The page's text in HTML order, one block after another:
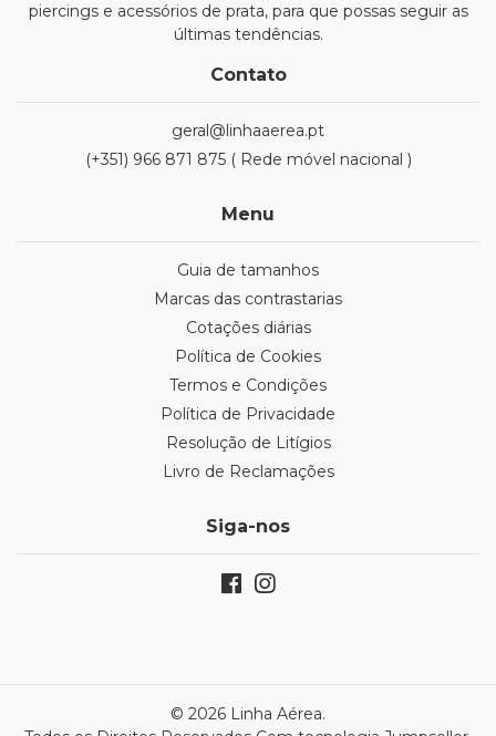
piercings e acessórios de prata, para que possas seguir as
últimas tendências.
Contato
geral@linhaaerea.pt
(+351) 966 871 875 ( Rede móvel nacional )
Menu
Guia de tamanhos
Marcas das contrastarias
Cotações diárias
Política de Cookies
Termos e Condições
Política de Privacidade
Resolução de Litígios
Livro de Reclamações
Siga-nos
© 2026 Linha Aérea.